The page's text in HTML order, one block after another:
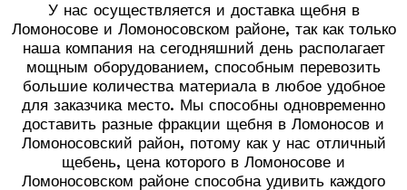
У нас осуществляется и доставка щебня в
Ломоносове и Ломоносовском районе, так как только
наша компания на сегодняшний день располагает
мощным оборудованием, способным перевозить
большие количества материала в любое удобное
для заказчика место. Мы способны одновременно
доставить разные фракции щебня в Ломоносов и
Ломоносовский район, потому как у нас отличный
щебень, цена которого в Ломоносове и
Ломоносовском районе способна удивить каждого